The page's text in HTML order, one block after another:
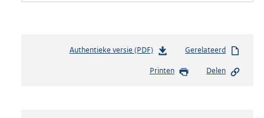
Authentieke versie (PDF)b
s
Gerelateerd
Printen Delen